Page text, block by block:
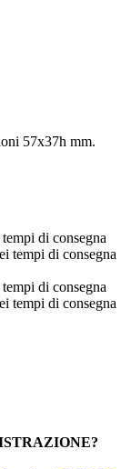
57x37h mm.
di consegna
tempi di consegna
di consegna
tempi di consegna